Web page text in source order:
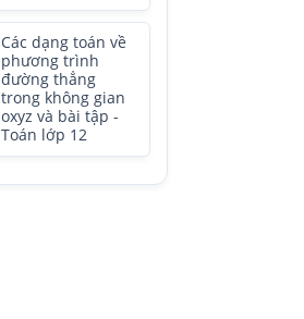
Các dạng toán về
phương trình
đường thẳng
trong không gian
oxyz và bài tập -
Toán lớp 12